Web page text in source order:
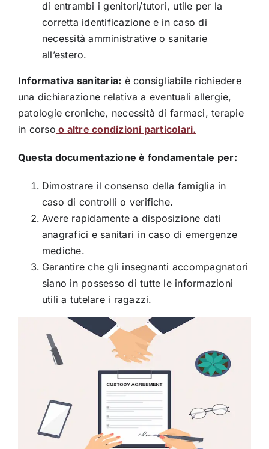
di entrambi i genitori/tutori, utile per la
corretta identificazione e in caso di
necessità amministrative o sanitarie
all’estero.
Informativa sanitaria: è consigliabile richiedere
una dichiarazione relativa a eventuali allergie,
patologie croniche, necessità di farmaci, terapie
in corso o altre condizioni particolari.
Questa documentazione è fondamentale per:
Dimostrare il consenso della famiglia in
caso di controlli o verifiche.
Avere rapidamente a disposizione dati
anagrafici e sanitari in caso di emergenze
mediche.
Garantire che gli insegnanti accompagnatori
siano in possesso di tutte le informazioni
utili a tutelare i ragazzi.